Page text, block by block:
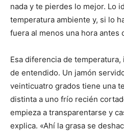
nada y te pierdes lo mejor. Lo
temperatura ambiente y, si lo
fuera al menos una hora antes
Esa diferencia de
de entendido. Un jamón
veinticuatro grados tiene una
distinta a uno frío recién
empieza a transparentarse y
explica. «Ahí la grasa se